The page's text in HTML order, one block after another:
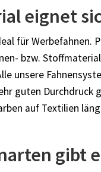
eignet
für Werbefahnen.
bzw.
unsere
guten
auf Textilien
gibt